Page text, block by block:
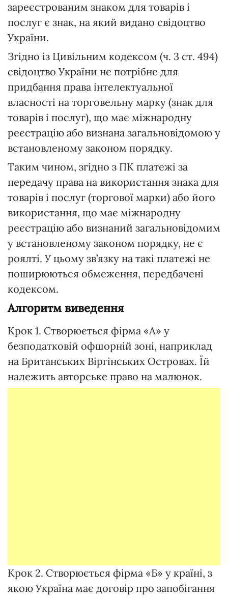
зареєстрованим знаком для товарів і
послуг є знак, на який видано свідоцтво
України.
Згідно із Цивільним кодексом (ч. 3 ст. 494)
свідоцтво України не потрібне для
придбання права інтелектуальної
власності на торговельну марку (знак для
товарів і послуг), що має міжнародну
реєстрацію або визнана загальновідомою у
встановленому законом порядку.
Таким чином, згідно з ПК платежі за
передачу права на використання знака для
товарів і послуг (торгової марки) або його
використання, що має міжнародну
реєстрацію або визнаний загальновідомим
у встановленому законом порядку, не є
роялті. У цьому зв’язку на такі платежі не
поширюються обмеження, передбачені
кодексом.
Алгоритм виведення
Крок 1. Створюється фірма «А» у
безподатковій офшорній зоні, наприклад
на Британських Віргінських Островах. Їй
належить авторське право на малюнок.
Крок 2. Створюється фірма «Б» у країні, з
якою Україна має договір про запобігання